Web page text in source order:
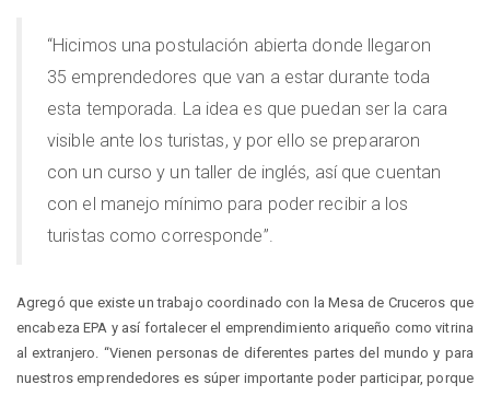
“Hicimos una postulación abierta donde llegaron
35 emprendedores que van a estar durante toda
esta temporada. La idea es que puedan ser la cara
visible ante los turistas, y por ello se prepararon
con un curso y un taller de inglés, así que cuentan
con el manejo mínimo para poder recibir a los
turistas como corresponde”.
Agregó que existe un trabajo coordinado con la Mesa de Cruceros que
encabeza EPA y así fortalecer el emprendimiento ariqueño como vitrina
al extranjero. “Vienen personas de diferentes partes del mundo y para
nuestros emprendedores es súper importante poder participar, porque